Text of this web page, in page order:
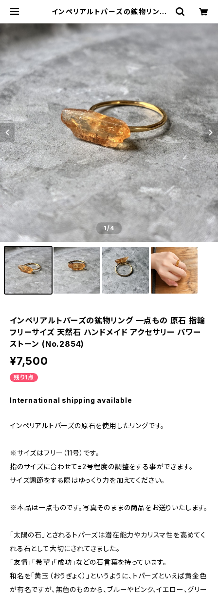
インペリアルトパーズの鉱物リング
然石 ハンドメイド アクセサリー パワ
ーストーン (No.2854) | ジオ - 鉱
物・原石のハンドメイド天然石アクセ
サリー
1/4
インペリアルトパーズの鉱物リング 一点もの 原石 指輪
フリーサイズ 天然石 ハンドメイド アクセサリー パワー
ストーン (No.2854)
¥7,500
残り1点
International shipping available
インペリアルトパーズの原石を使用したリングです。
※サイズはフリー（11号）です。
指のサイズに合わせて±2号程度の調整をする事ができます。
サイズ調節をする際はゆっくり力を加えてください。
※本品は一点ものです。写真そのままの商品をお送りいたします。
「太陽の石」とされるトパーズは潜在能力やカリスマ性を高めてく
れる石として大切にされてきました。
「友情」「希望」「成功」などの石言葉を持っています。
和名を「黄玉（おうぎょく）」というように、トパーズといえば黄金色
が有名ですが、無色のものから、ブルーやピンク、イエロー、グリー